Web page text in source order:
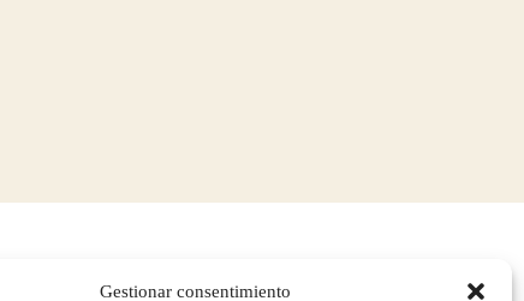
Gestionar consentimiento